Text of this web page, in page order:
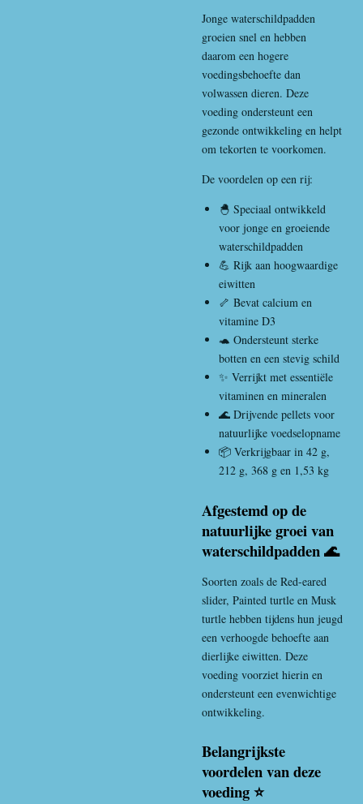
Jonge waterschildpadden
groeien snel en hebben
daarom een hogere
voedingsbehoefte dan
volwassen dieren. Deze
voeding ondersteunt een
gezonde ontwikkeling en helpt
om tekorten te voorkomen.
De voordelen op een rij:
🐣 Speciaal ontwikkeld
voor jonge en groeiende
waterschildpadden
💪 Rijk aan hoogwaardige
eiwitten
🦴 Bevat calcium en
vitamine D3
🐢 Ondersteunt sterke
botten en een stevig schild
✨ Verrijkt met essentiële
vitaminen en mineralen
🌊 Drijvende pellets voor
natuurlijke voedselopname
📦 Verkrijgbaar in 42 g,
212 g, 368 g en 1,53 kg
Afgestemd op de
natuurlijke groei van
waterschildpadden 🌊
Soorten zoals de Red-eared
slider, Painted turtle en Musk
turtle hebben tijdens hun jeugd
een verhoogde behoefte aan
dierlijke eiwitten. Deze
voeding voorziet hierin en
ondersteunt een evenwichtige
ontwikkeling.
Belangrijkste
voordelen van deze
voeding ⭐